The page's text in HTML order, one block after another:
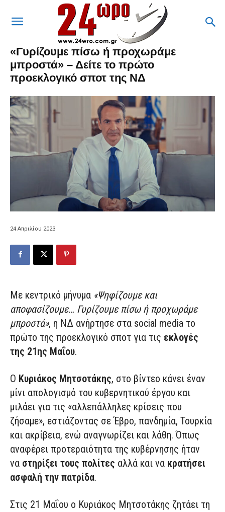
«Γυρίζουμε πίσω ή προχωράμε
μπροστά» – Δείτε το πρώτο
προεκλογικό σποτ της ΝΔ
24 Απριλίου 2023
Με κεντρικό μήνυμα «Ψηφίζουμε και
αποφασίζουμε… Γυρίζουμε πίσω ή προχωράμε
μπροστά», η ΝΔ ανήρτησε στα social media το
πρώτο της προεκλογικό σποτ για τις εκλογές
της 21ης Μαΐου.
Ο Κυριάκος Μητσοτάκης, στο βίντεο κάνει έναν
μίνι απολογισμό του κυβερνητικού έργου και
μιλάει για τις «αλλεπάλληλες κρίσεις που
ζήσαμε», εστιάζοντας σε Έβρο, πανδημία, Τουρκία
και ακρίβεια, ενώ αναγνωρίζει και λάθη. Όπως
αναφέρει προτεραιότητα της κυβέρνησης ήταν
να στηρίξει τους πολίτες αλλά και να κρατήσει
ασφαλή την πατρίδα.
Στις 21 Μαΐου ο Κυριάκος Μητσοτάκης ζητάει τη